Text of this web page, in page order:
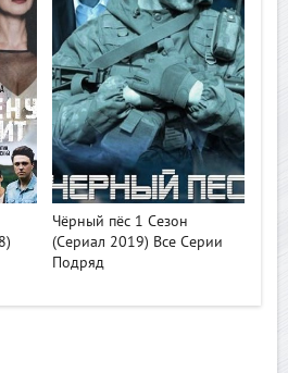
>
Чёрный пёс 1 Сезон
(Сериал 2019) Все Серии
Подряд